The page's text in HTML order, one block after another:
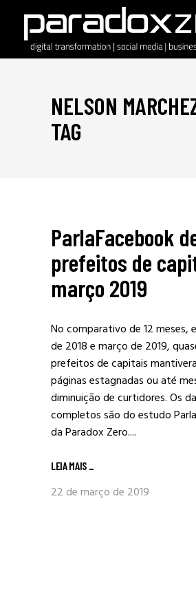
NELSON
TAG
ParlaFacebook
prefeitos de
março 2019
No comparativo de 12 meses,
de 2018 e março de 2019,
prefeitos de capitais
páginas estagnadas ou até
diminuição de curtidores. Os
completos são do estudo
da Paradox Zero....
LEIA MAIS _
22 de março de 2019